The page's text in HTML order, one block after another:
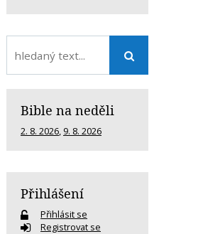
Bible na neděli
2. 8. 2026, 9. 8. 2026
Přihlášení
Přihlásit se
Registrovat se